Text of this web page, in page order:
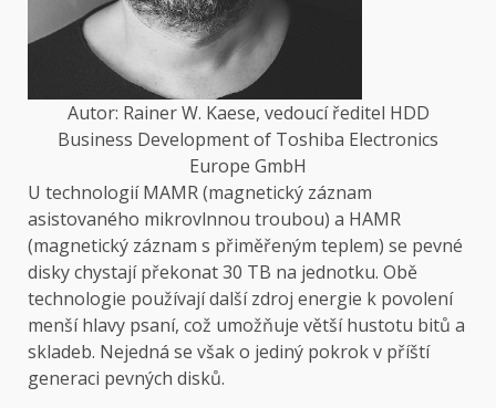
Autor: Rainer W. Kaese, vedoucí ředitel HDD
Business Development of Toshiba Electronics
Europe GmbH
U technologií MAMR (magnetický záznam
asistovaného mikrovlnnou troubou) a HAMR
(magnetický záznam s přiměřeným teplem) se pevné
disky chystají překonat 30 TB na jednotku. Obě
technologie používají další zdroj energie k povolení
menší hlavy psaní, což umožňuje větší hustotu bitů a
skladeb. Nejedná se však o jediný pokrok v příští
generaci pevných disků.